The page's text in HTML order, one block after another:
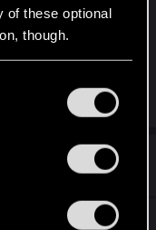
of these optional
though.
them in the
Wiedźmin
Jun 27, 2025